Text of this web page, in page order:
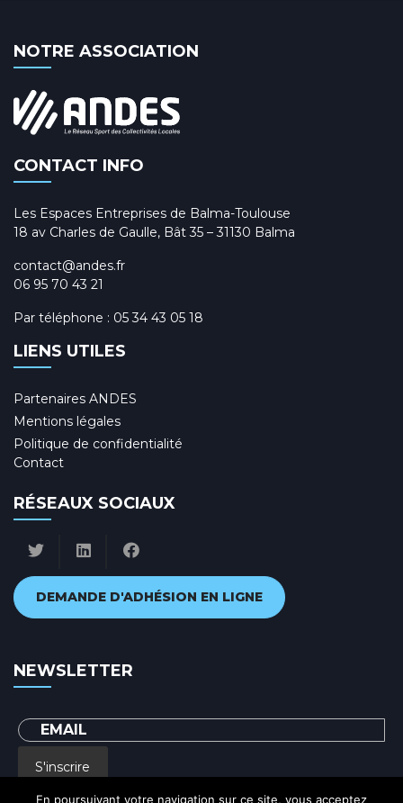
NOTRE ASSOCIATION
CONTACT INFO
Les Espaces Entreprises de Balma-Toulouse
18 av Charles de Gaulle, Bât 35 – 31130 Balma
contact@andes.fr
06 95 70 43 21
Par téléphone : 05 34 43 05 18
LIENS UTILES
Partenaires ANDES
Mentions légales
Politique de confidentialité
Contact
RÉSEAUX SOCIAUX
DEMANDE D'ADHÉSION EN LIGNE
NEWSLETTER
S'inscrire
En poursuivant votre navigation sur ce site, vous acceptez